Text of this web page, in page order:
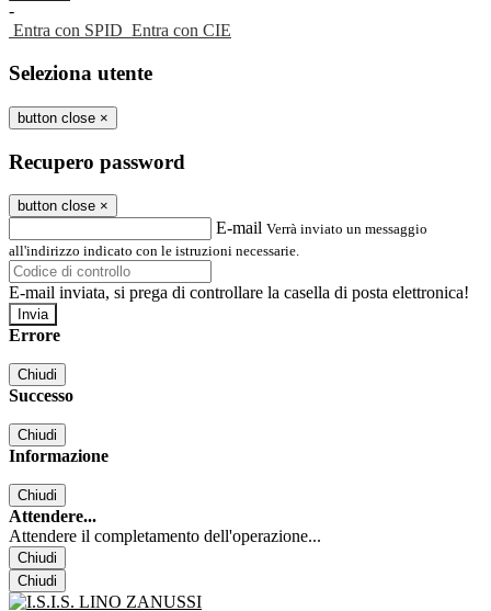
-
Entra con SPID Entra con CIE
Seleziona utente
button close ×
Recupero password
button close ×
E-mail Verrà inviato un messaggio
all'indirizzo indicato con le istruzioni necessarie.
E-mail inviata, si prega di controllare la casella di posta elettronica!
Errore
Chiudi
Successo
Chiudi
Informazione
Chiudi
Attendere...
Attendere il completamento dell'operazione...
Chiudi
Chiudi